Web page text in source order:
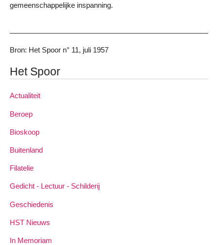
gemeenschappelijke inspanning.
Bron: Het Spoor n° 11, juli 1957
Het Spoor
Actualiteit
Beroep
Bioskoop
Buitenland
Filatelie
Gedicht - Lectuur - Schilderij
Geschiedenis
HST Nieuws
In Memoriam